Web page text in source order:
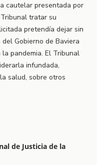
cautelar presentada por
tratar su
pretendía dejar sin
Gobierno de Baviera
pandemia. El Tribunal
infundada,
salud, sobre otros
de Justicia de la